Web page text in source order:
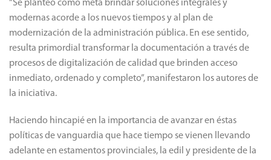
“Se planteó como meta brindar soluciones integrales y
modernas acorde a los nuevos tiempos y al plan de
modernización de la administración pública. En ese sentido,
resulta primordial transformar la documentación a través de
procesos de digitalización de calidad que brinden acceso
inmediato, ordenado y completo”, manifestaron los autores de
la iniciativa.
Haciendo hincapié en la importancia de avanzar en éstas
políticas de vanguardia que hace tiempo se vienen llevando
adelante en estamentos provinciales, la edil y presidente de la